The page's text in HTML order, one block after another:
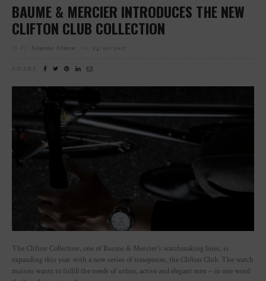
BAUME & MERCIER INTRODUCES THE NEW
CLIFTON CLUB COLLECTION
Simone Simon 24/01/2017
SHARE
The Clifton Collection, one of Baume & Mercier's watchmaking lines, is
expanding this year with a new series of timepieces, the Clifton Club. The watch
maison wants to fulfill the needs of urban, active and elegant men – in one word